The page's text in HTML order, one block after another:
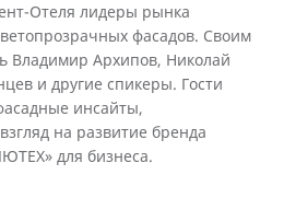
Отеля лидеры рынка
фасадов. Своим
Владимир Архипов, Николай
и другие спикеры. Гости
инсайты,
на развитие бренда
для бизнеса.